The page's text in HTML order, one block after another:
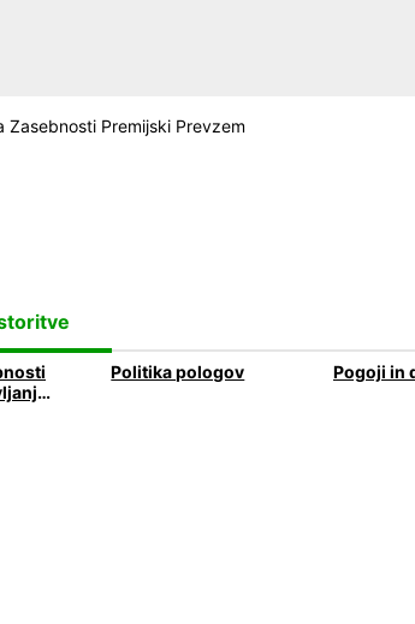
Zasebnosti Premijski Prevzem
Politika pologov
Politika upravljanja škode